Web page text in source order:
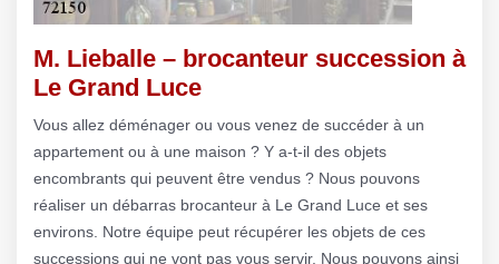
M. Lieballe – brocanteur succession à
Le Grand Luce
Vous allez déménager ou vous venez de succéder à un
appartement ou à une maison ? Y a-t-il des objets
encombrants qui peuvent être vendus ? Nous pouvons
réaliser un débarras brocanteur à Le Grand Luce et ses
environs. Notre équipe peut récupérer les objets de ces
successions qui ne vont pas vous servir. Nous pouvons ainsi